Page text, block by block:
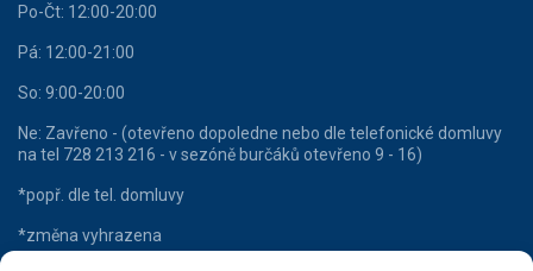
Po-Čt: 12:00-20:00
Pá: 12:00-21:00
So: 9:00-20:00
Ne: Zavřeno - (otevřeno dopoledne nebo dle telefonické domluvy
na tel 728 213 216 - v sezóně burčáků otevřeno 9 - 16)
*popř. dle tel. domluvy
*změna vyhrazena